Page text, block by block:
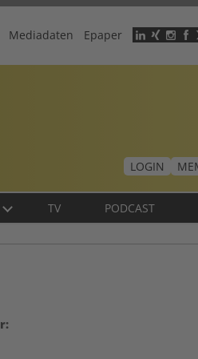
Header
menu
Mediadaten Epaper
LOGIN
TV PODCAST